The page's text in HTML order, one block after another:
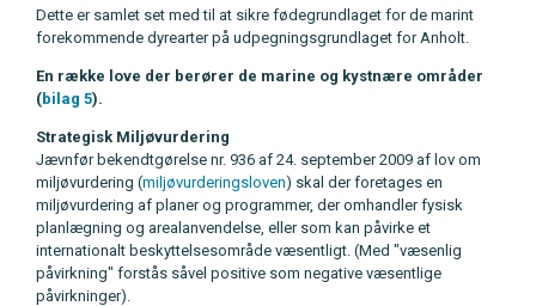
Dette er samlet set med til at sikre fødegrundlaget for de marint
forekommende dyrearter på udpegningsgrundlaget for Anholt.
En række love der berører de marine og kystnære områder
(bilag 5).
Strategisk Miljøvurdering
Jævnfør bekendtgørelse nr. 936 af 24. september 2009 af lov om
miljøvurdering (miljøvurderingsloven) skal der foretages en
miljøvurdering af planer og programmer, der omhandler fysisk
planlægning og arealanvendelse, eller som kan påvirke et
internationalt beskyttelsesområde væsentligt. (Med "væsenlig
påvirkning" forstås såvel positive som negative væsentlige
påvirkninger).